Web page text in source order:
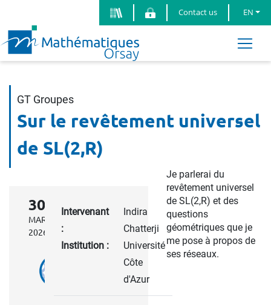
Contact us EN
GT Groupes
Sur le revêtement universel
de SL(2,R)
30
MARCH
2026
Intervenant
:
Indira
Chatterji
Institution :
Université
Côte
d'Azur
Je parlerai du
revêtement universel
de SL(2,R) et des
questions
géométriques que je
me pose à propos de
ses réseaux.